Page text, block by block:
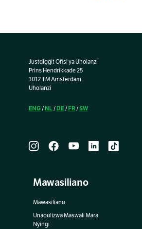
Justdiggit Ofisi ya Uholanzi
Prins Hendrikkade 25
1012 TM Amsterdam
Uholanzi
ENG / NL / DE/ FR /SW
Mawasiliano
Mawasiliano
Unaoulizwa Maswali Mara
Nyingi